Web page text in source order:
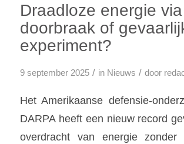
Draadloze energie
doorbraak of
experiment?
9 september 2025 / in Nieuws / door
Het Amerikaanse defensie-
DARPA heeft een nieuw record
overdracht van energie zonder